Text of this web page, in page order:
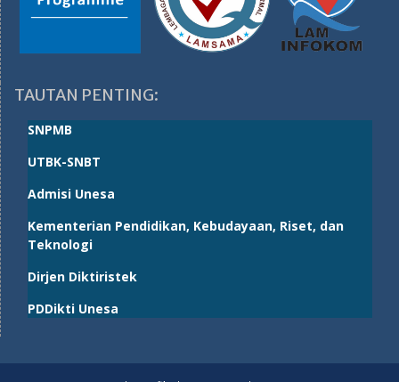
TAUTAN PENTING:
SNPMB
UTBK-SNBT
Admisi Unesa
Kementerian Pendidikan, Kebudayaan, Riset, dan
Teknologi
Dirjen Diktiristek
PDDikti Unesa